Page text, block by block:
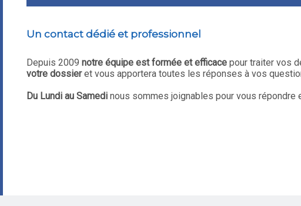
Un contact dédié et professionnel
Depuis 2009notre équipe est formée et efficace pour traiter vos
votre dossieret vous apportera toutes les réponses à vos
Du Lundi au Samedi nous sommes joignables pour vous